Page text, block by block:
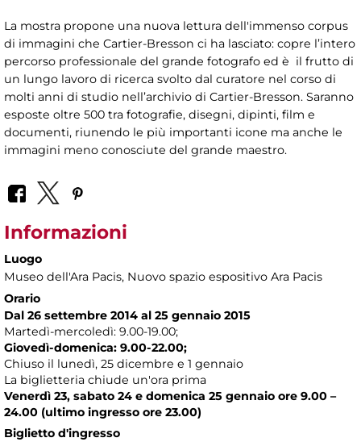
La mostra propone una nuova lettura dell'immenso corpus
di immagini che Cartier-Bresson ci ha lasciato: copre l’intero
percorso professionale del grande fotografo ed è il frutto di
un lungo lavoro di ricerca svolto dal curatore nel corso di
molti anni di studio nell’archivio di Cartier-Bresson. Saranno
esposte oltre 500 tra fotografie, disegni, dipinti, film e
documenti, riunendo le più importanti icone ma anche le
immagini meno conosciute del grande maestro.
Informazioni
Luogo
Museo dell'Ara Pacis, Nuovo spazio espositivo Ara Pacis
Orario
Dal 26 settembre 2014 al 25 gennaio 2015
Martedì-mercoledì: 9.00-19.00;
Giovedì-domenica: 9.00-22.00;
Chiuso il lunedì, 25 dicembre e 1 gennaio
La biglietteria chiude un'ora prima
Venerdì 23, sabato 24 e domenica 25 gennaio ore 9.00 –
24.00 (ultimo ingresso ore 23.00)
Biglietto d'ingresso